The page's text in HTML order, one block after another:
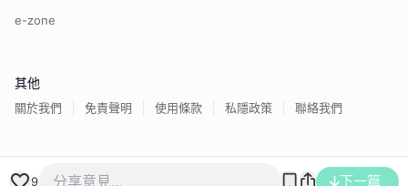
9 下一篇
e-zone
其他
關於我們 免責聲明 使用條款 私隱政策 聯絡我們
香港經濟日報版權所有©